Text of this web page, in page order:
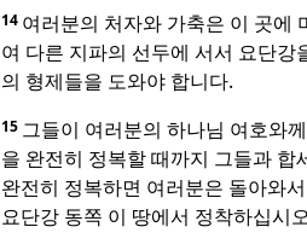
14 여러분의 처자와 가축은 이 곳에
여 다른 지파의 선두에 서서 요단
의 형제들을 도와야 합니다.
15 그들이 여러분의 하나님 여호와
을 완전히 정복할 때까지 그들과
완전히 정복하면 여러분은 돌아와
요단강 동쪽 이 땅에서 정착하십시